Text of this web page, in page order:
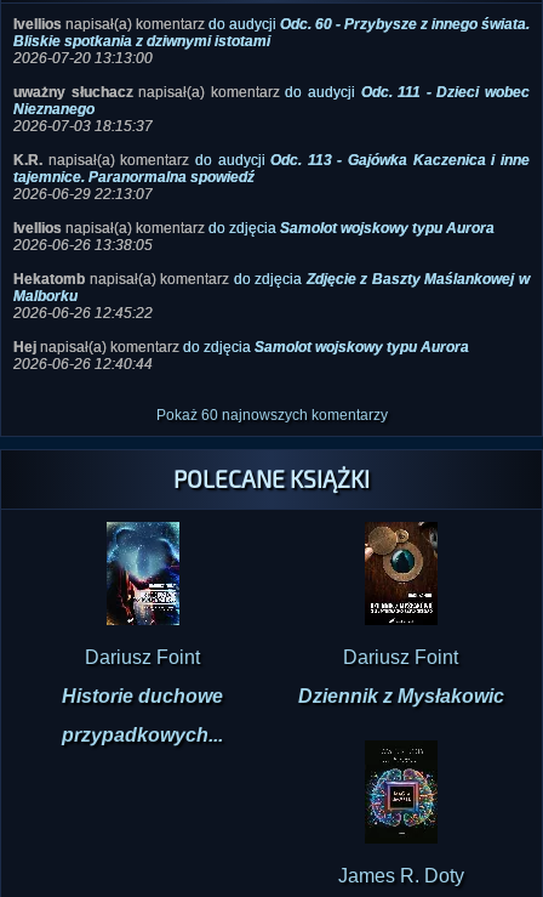
Ivellios napisał(a) komentarzdo audycji
Odc. 60 - Przybysze z innego świata.
Bliskie spotkania z dziwnymi istotami
uważny słuchacz
napisał(a) komentarz do audycji
Nieznanego
K.R.napisał(a) komentarzdo audycji
Odc. 113 - Gajówka Kaczenica i inne
tajemnice. Paranormalna spowiedź
Ivelliosnapisał(a) komentarz do zdjęcia
Samolot wojskowy typu Aurora
Hekatomb
napisał(a) komentarz do zdjęcia
Zdjęcie z Baszty Maślankowej w
Malborku
Hejnapisał(a) komentarz do zdjęcia
Samolot wojskowy typu Aurora
Pokaż 60 najnowszych komentarzy
POLECANE KSIĄŻKI
Dariusz Foint
Historie duchowe
przypadkowych...
Dariusz Foint
Dziennik z Mysłakowic
James R. Doty